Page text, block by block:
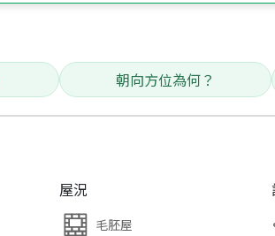
朝向方位為何？
屋況
毛胚屋